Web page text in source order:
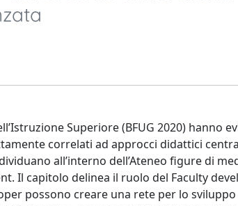
Superiore (BFUG 2020) hanno
correlati ad approcci didattici
all’interno dell’Ateneo figure di
Il capitolo delinea il ruolo del Faculty
possono creare una rete per lo